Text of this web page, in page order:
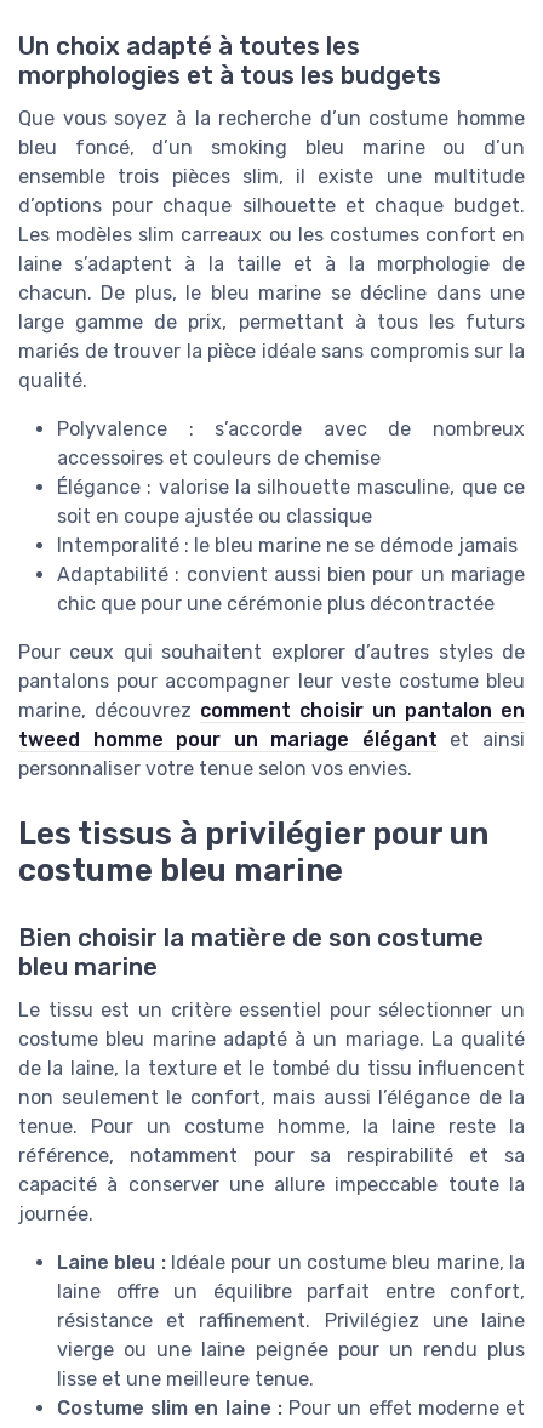
Un choix adapté à toutes les
morphologies et à tous les budgets
Que vous soyez à la recherche d’un costume homme
bleu foncé, d’un smoking bleu marine ou d’un
ensemble trois pièces slim, il existe une multitude
d’options pour chaque silhouette et chaque budget.
Les modèles slim carreaux ou les costumes confort en
laine s’adaptent à la taille et à la morphologie de
chacun. De plus, le bleu marine se décline dans une
large gamme de prix, permettant à tous les futurs
mariés de trouver la pièce idéale sans compromis sur la
qualité.
Polyvalence : s’accorde avec de nombreux
accessoires et couleurs de chemise
Élégance : valorise la silhouette masculine, que ce
soit en coupe ajustée ou classique
Intemporalité : le bleu marine ne se démode jamais
Adaptabilité : convient aussi bien pour un mariage
chic que pour une cérémonie plus décontractée
Pour ceux qui souhaitent explorer d’autres styles de
pantalons pour accompagner leur veste costume bleu
marine, découvrez comment choisir un pantalon en
tweed homme pour un mariage élégant et ainsi
personnaliser votre tenue selon vos envies.
Les tissus à privilégier pour un
costume bleu marine
Bien choisir la matière de son costume
bleu marine
Le tissu est un critère essentiel pour sélectionner un
costume bleu marine adapté à un mariage. La qualité
de la laine, la texture et le tombé du tissu influencent
non seulement le confort, mais aussi l’élégance de la
tenue. Pour un costume homme, la laine reste la
référence, notamment pour sa respirabilité et sa
capacité à conserver une allure impeccable toute la
journée.
Laine bleu :Idéale pour un costume bleu marine, la
laine offre un équilibre parfait entre confort,
résistance et raffinement. Privilégiez une laine
vierge ou une laine peignée pour un rendu plus
lisse et une meilleure tenue.
Costume slim en laine :Pour un effet moderne et